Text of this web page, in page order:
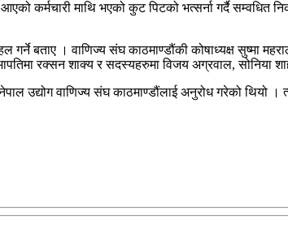
कर्मचारी माथि भएको कुट पिटको भत्सर्ना गर्दै सम्वधित
बताए । वाणिज्य संघ काठमाण्डौंकी कोषाध्यक्ष सुष्मा
रक्सन शाक्य र सदस्यहरुमा विजय अग्रवाल, सोनिया
उद्योग वाणिज्य संघ काठमाण्डौंलाई अनुरोध गरेको थियो ।